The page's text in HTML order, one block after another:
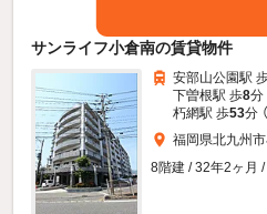
サンライフ小倉南の賃貸物件
安部山公園駅
下曽根駅 歩8分
朽網駅 歩53分
福岡県北九州
8階建 / 32年2ヶ月